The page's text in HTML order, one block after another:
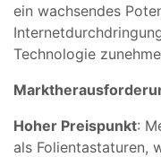
ein wachsendes
Technologie
Hoher Preispunkt:
als Folientastaturen,